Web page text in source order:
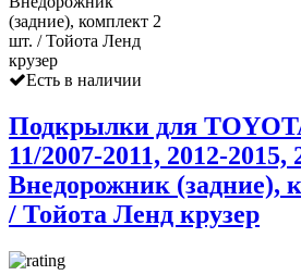
Есть в наличии
Подкрылки для
11/2007-2011, 2012-2015,
Внедорожник (задние),
/ Тойота Ленд крузер